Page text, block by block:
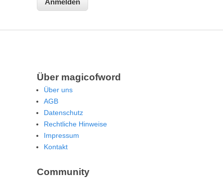
Über magicofword
Über uns
AGB
Datenschutz
Rechtliche Hinweise
Impressum
Kontakt
Community